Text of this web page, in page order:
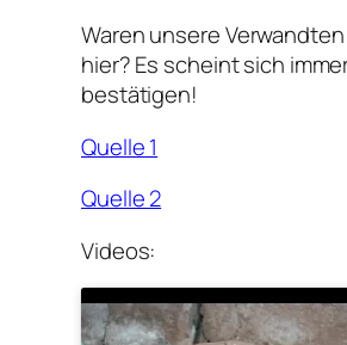
Waren unsere
hier? Es scheint sich
bestätigen!
Quelle 1
Quelle 2
Videos: